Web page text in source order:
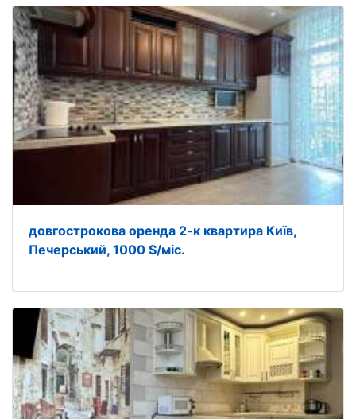
довгострокова оренда 2-к квартира Київ,
Печерський, 1000 $/міс.